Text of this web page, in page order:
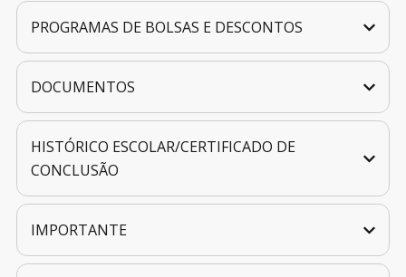
PROGRAMAS DE BOLSAS E DESCONTOS
DOCUMENTOS
HISTÓRICO ESCOLAR/CERTIFICADO DE
CONCLUSÃO
IMPORTANTE